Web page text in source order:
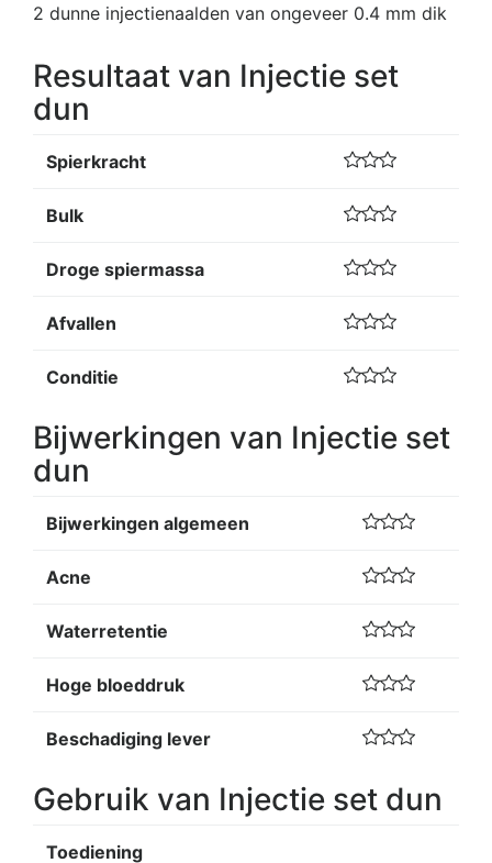
2 dunne injectienaalden van ongeveer 0.4 mm dik
Resultaat van Injectie set
dun
Spierkracht
Bulk
Droge spiermassa
Afvallen
Conditie
Bijwerkingen van Injectie set
dun
Bijwerkingen algemeen
Acne
Waterretentie
Hoge bloeddruk
Beschadiging lever
Gebruik van Injectie set dun
Toediening